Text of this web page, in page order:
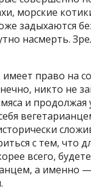
морские
задыхаются
насмерть.
право на
никто не
и продолжая
с тем, что
всего,
а именно —